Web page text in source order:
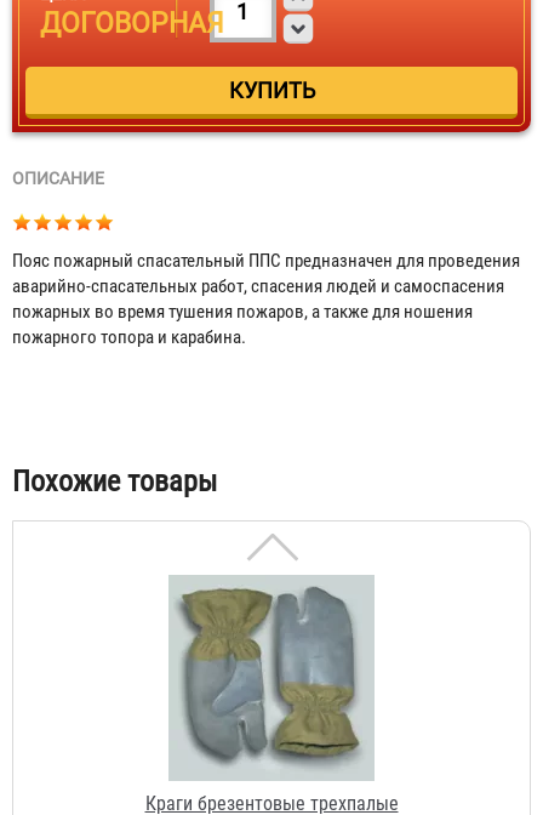
ДОГОВОРНАЯ
ОПИСАНИЕ
Пояс пожарный спасательный ППС предназначен для проведения
аварийно-спасательных работ, спасения людей и самоспасения
пожарных во время тушения пожаров, а также для ношения
пожарного топора и карабина.
Похожие товары
Перчатки трехпалые для пожарных
Краги брезентовые трехпалые
Договорная